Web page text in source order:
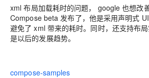
xml 布局加载耗时的问题， google 也想改
Compose beta 发布了，他是采用声明式 UI
避免了 xml 带来的耗时。同时，还支持布
是以后的发展趋势。
compose-samples